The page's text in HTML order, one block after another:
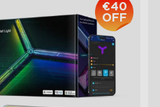
€40
OFF